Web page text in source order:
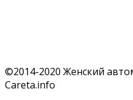
©2014-2020 Женский
Careta.info